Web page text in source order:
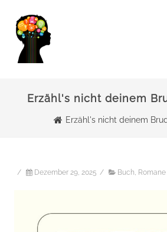
Erzähl's nicht deinem
Erzähl's nicht deinem
/ Dezember 29, 2025 / Buch, Romane